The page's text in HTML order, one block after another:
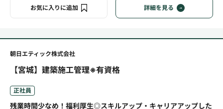
お気に入りに追加 詳細を見る
朝日エティック株式会社
【宮城】建築施工管理※有資格
正社員
残業時間少なめ！福利厚生◎スキルアップ・キャリアアップした